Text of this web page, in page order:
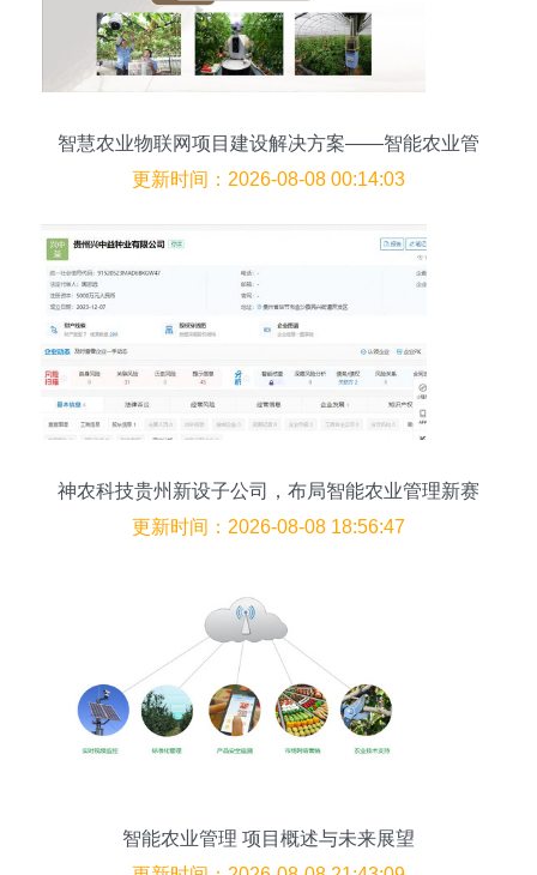
智慧农业物联网项目建设解决方案——智能农业管
理
更新时间：2026-08-08 00:14:03
神农科技贵州新设子公司，布局智能农业管理新赛
道
更新时间：2026-08-08 18:56:47
智能农业管理 项目概述与未来展望